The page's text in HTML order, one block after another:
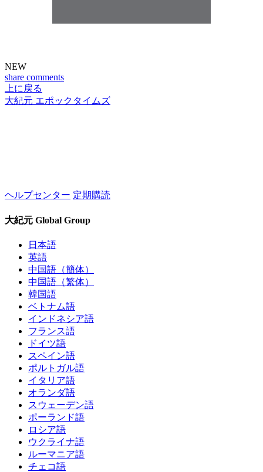
NEW
share comments
上に戻る
大紀元 エポックタイムズ
ヘルプセンター 定期購読
大紀元 Global Group
日本語
英語
中国語（簡体）
中国語（繁体）
韓国語
ベトナム語
インドネシア語
フランス語
ドイツ語
スペイン語
ポルトガル語
イタリア語
オランダ語
スウェーデン語
ポーランド語
ロシア語
ウクライナ語
ルーマニア語
チェコ語